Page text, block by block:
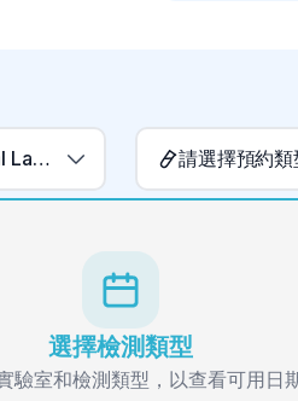
Golden & District Hospital Laboratory 請選擇預約類
選擇檢測類型
驗室和檢測類型，以查看可用日